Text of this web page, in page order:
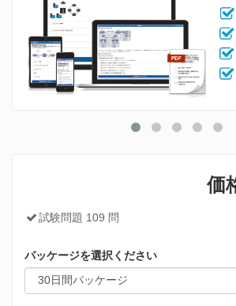
価
試験問題 109 問
パッケージを選択ください